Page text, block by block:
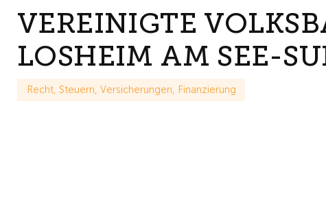
VEREINIGTE
LOSHEIM AM SEE-
Recht, Steuern, Versicherungen, Finanzierung